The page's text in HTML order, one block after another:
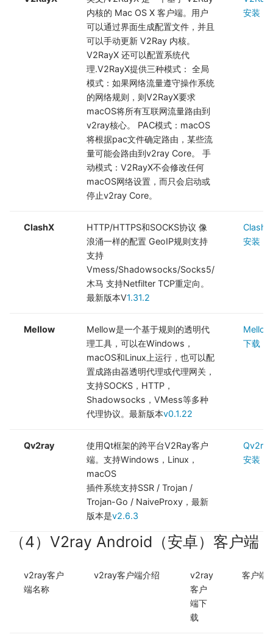
内核的 Mac OS X 客户端。用户
可以通过界面生成配置文件，并且
可以手动更新 V2Ray 内核。
V2RayX 还可以配置系统代
理.V2RayX提供三种模式： 全局
模式：如果网络流量遵守操作系统
的网络规则，则V2RayX要求
macOS将所有互联网流量路由到
v2ray核心。 PAC模式：macOS
将根据pac文件确定路由，某些流
量可能会路由到v2ray Core。 手
动模式：V2RayX不会修改任何
macOS网络设置，而只会启动或
停止v2ray Core。
安装
ClashX
HTTP/HTTPS和SOCKS协议 像
浪涌一样的配置 GeoIP规则支持
支持
Vmess/Shadowsocks/Socks5/
木马 支持Netfilter TCP重定向。
最新版本V1.31.2
ClashX
安装
Mellow
Mellow是一个基于规则的透明代
理工具，可以在Windows，
macOS和Linux上运行，也可以配
置成路由器透明代理或代理网关，
支持SOCKS，HTTP，
Shadowsocks，VMess等多种
代理协议。最新版本v0.1.22
Mellow
下载
Qv2ray
使用Qt框架的跨平台V2Ray客户
端。支持Windows，Linux，
macOS
插件系统支持SSR / Trojan /
Trojan-Go / NaiveProxy，最新
版本是v2.6.3
Qv2ray
安装
（4）V2ray Android（安卓）客户端
v2ray客户
端名称
v2ray客户端介绍
v2ray
客户
端下
载
客户端